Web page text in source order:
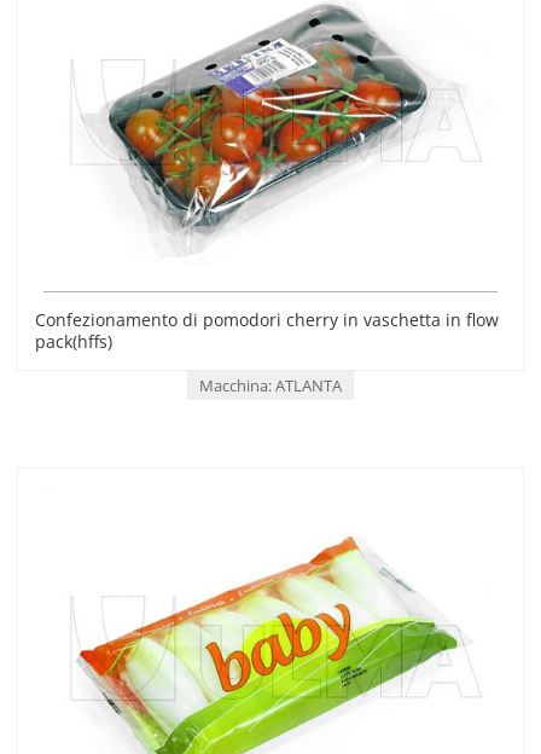
Confezionamento di pomodori cherry in vaschetta in flow
pack(hffs)
Macchina: ATLANTA